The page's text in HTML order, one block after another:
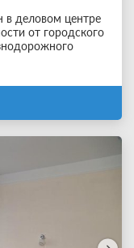
в деловом центре
от городского